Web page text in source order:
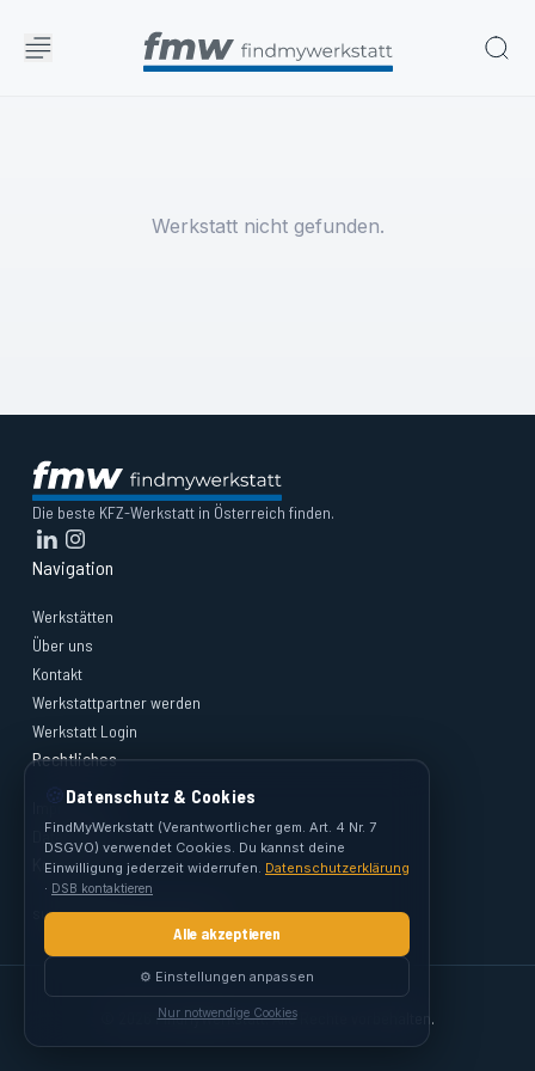
Werkstatt nicht gefunden.
Die beste KFZ-Werkstatt in Österreich finden.
Navigation
Werkstätten
Über uns
Kontakt
Werkstattpartner werden
Werkstatt Login
Rechtliches
Impressum
Datenschutz
Kontakt
support@findmywerkstatt.at
© 2026 FindMyWerkstatt. Alle Rechte vorbehalten.
🍪 Datenschutz & Cookies
FindMyWerkstatt (Verantwortlicher gem. Art. 4 Nr. 7
DSGVO) verwendet Cookies. Du kannst deine
Einwilligung jederzeit widerrufen. Datenschutzerklärung
· DSB kontaktieren
Alle akzeptieren
⚙️ Einstellungen anpassen
Nur notwendige Cookies